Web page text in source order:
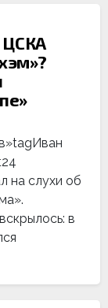
ЦСКА
на слухи об
в